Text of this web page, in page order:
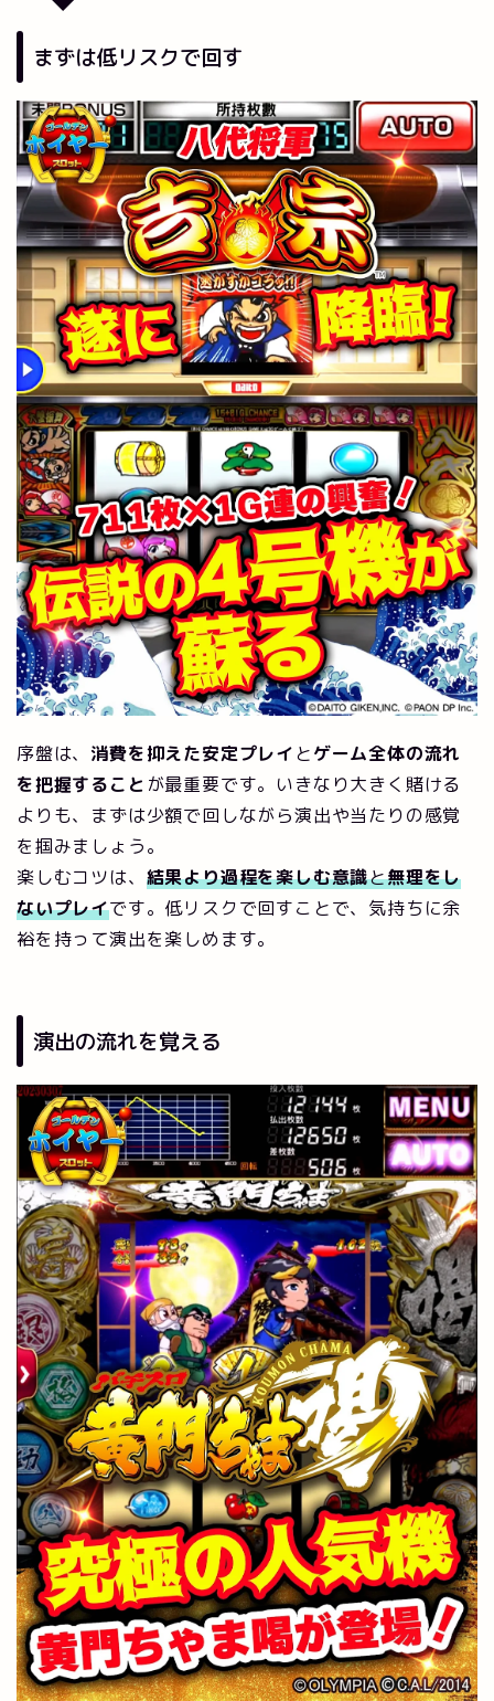
まずは低リスクで回す
序盤は、 消費を抑えた安定プレイとゲーム全体の流れ
を把握すること が最重要です。いきなり大きく賭ける
よりも、まずは少額で回しながら演出や当たりの感覚
を掴みましょう。
楽しむコツは、 結果より過程を楽しむ意識と無理をし
ないプレイです。低リスクで回すことで、気持ちに余
裕を持って演出を楽しめます。
演出の流れを覚える